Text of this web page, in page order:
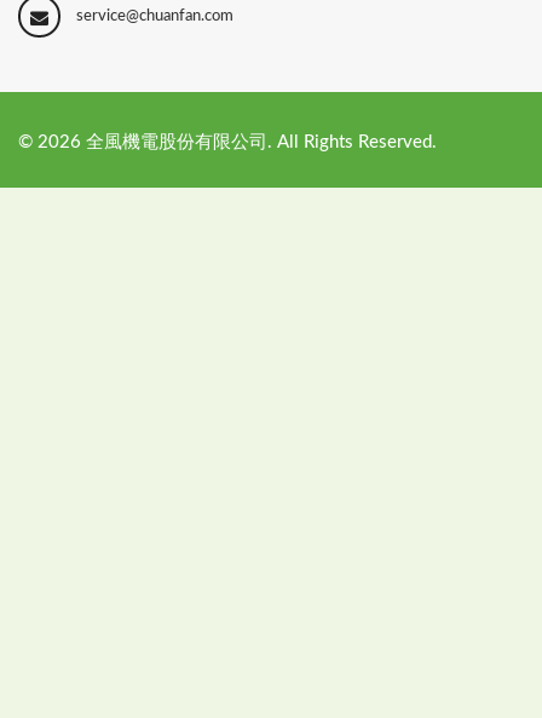
service@chuanfan.com
© 2026 全風機電股份有限公司. All Rights Reserved.